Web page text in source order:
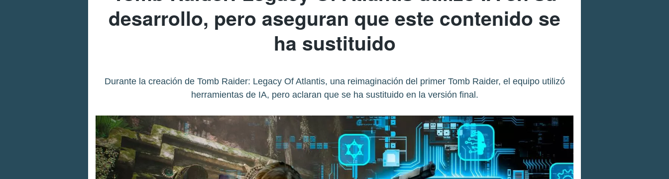
desarrollo, pero aseguran que este contenido se
ha sustituido
Durante la creación de Tomb Raider: Legacy Of Atlantis, una reimaginación del primer Tomb Raider, el equipo utilizó
herramientas de IA, pero aclaran que se ha sustituido en la versión final.